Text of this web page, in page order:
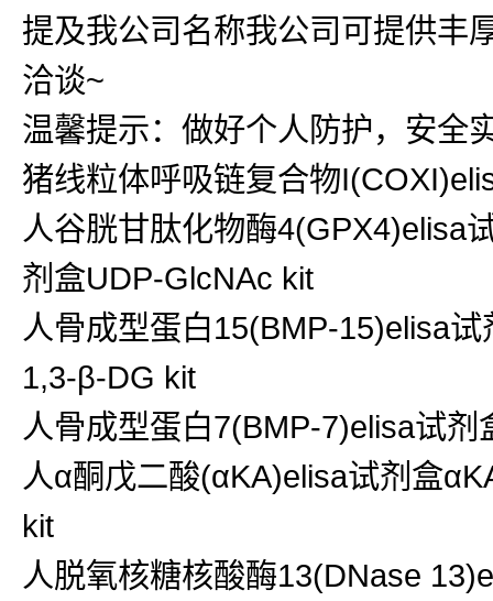
提及我公司名称我公司可提供丰
洽谈~
温馨提示：做好个人防护，安全
猪线粒体呼吸链复合物
人谷胱甘肽化物酶4(GPX4)elisa
剂盒UDP-GlcNAc kit
人骨成型蛋白15(BMP-15)elisa
1,3-β-DG kit
人骨成型蛋白7(BMP-7)elisa试
人α酮戊二酸(αKA)elisa试剂盒
kit
人脱氧核糖核酸酶13(DNase